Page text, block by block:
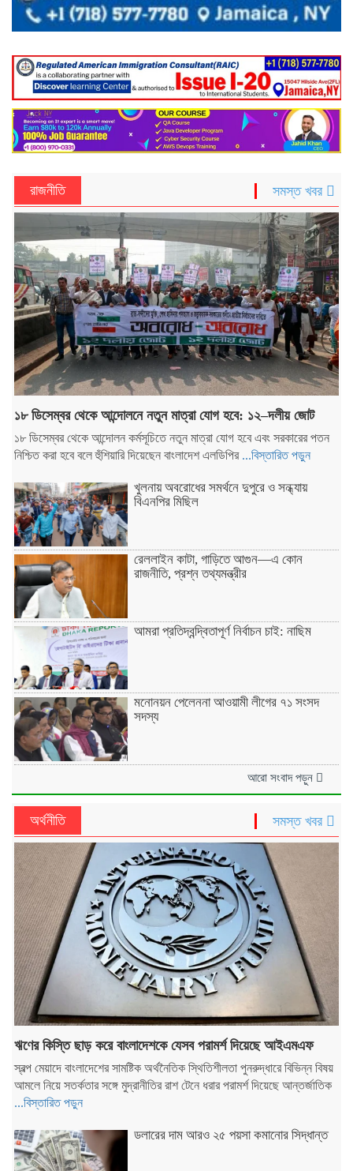
রাজনীতি সমস্ত খবর
১৮ ডিসেম্বর থেকে আন্দোলনে নতুন মাত্রা যোগ হবে: ১২–দলীয় জোট
১৮ ডিসেম্বর থেকে আন্দোলন কর্মসূচিতে নতুন মাত্রা যোগ হবে এবং সরকারের পতন
নিশ্চিত করা হবে বলে হুঁশিয়ারি দিয়েছেন বাংলাদেশ এলডিপির ...বিস্তারিত পড়ুন
খুলনায় অবরোধের সমর্থনে দুপুরে ও সন্ধ্যায়
বিএনপির মিছিল
রেললাইন কাটা, গাড়িতে আগুন—এ কোন
রাজনীতি, প্রশ্ন তথ্যমন্ত্রীর
আমরা প্রতিদ্বন্দ্বিতাপূর্ণ নির্বাচন চাই: না‌ছিম
মনোনয়ন পেলেননা আওয়ামী লীগের ৭১ সংসদ
সদস্য
আরো সংবাদ পড়ুন
অর্থনীতি সমস্ত খবর
ঋণের কিস্তি ছাড় করে বাংলাদেশকে যেসব পরামর্শ দিয়েছে আইএমএফ
স্বল্প মেয়াদে বাংলাদেশের সামষ্টিক অর্থনৈতিক স্থিতিশীলতা পুনরুদ্ধারে বিভিন্ন বিষয়
আমলে নিয়ে সতর্কতার সঙ্গে মুদ্রানীতির রাশ টেনে ধরার পরামর্শ দিয়েছে আন্তর্জাতিক
...বিস্তারিত পড়ুন
ডলারের দাম আরও ২৫ পয়সা কমানোর সিদ্ধান্ত